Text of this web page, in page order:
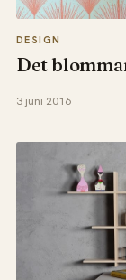
DESIGN
Det
3 juni 2016